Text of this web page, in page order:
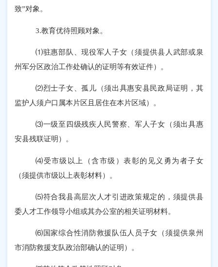
致”对象。
3.教育优待照顾对象。
⑴驻惠部队、现役军人子女（须提供县人武部或泉
州军分区政治工作处确认的证明等有效证件）。
⑵烈士子女、孤儿（须出具惠安县民政局证明，其
监护人须户口属本片区且居住在本片区域）。
⑶一级至四级残疾人民警察、军人子女（须出具惠
安县残联证明）。
⑷受市级以上（含市级）表彰的见义勇为者子女
（须提供市级以上表彰材料）。
⑸符合我县高层次人才引进政策规定的，须提供县
委人才工作领导小组或其办公室的相关证明材料。
⑹国家综合性消防救援队伍人员子女（须提供泉州
市消防救援支队政治部确认的证明）。